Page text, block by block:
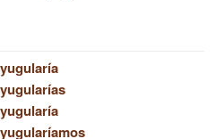
yugularía
yugularías
yugularía
yugularíamos